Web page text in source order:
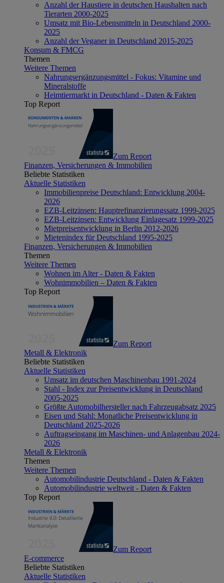
Anzahl der Haustiere in deutschen Haushalten nach
Tierarten 2000-2025
Umsatz mit Bio-Lebensmitteln in Deutschland 2000-
2025
Anzahl der Veganer in Deutschland 2015-2025
Konsum & FMCG
Themen
Weitere Themen
Nahrungsergänzungsmittel - Fokus: Vitamine und
Mineralstoffe
Heimtiermarkt in Deutschland - Daten & Fakten
Top Report
Zum Report
Finanzen, Versicherungen & Immobilien
Beliebte Statistiken
Aktuelle Statistiken
Immobilienpreise Deutschland: Entwicklung 2004-
2026
EZB-Leitzinsen: Hauptrefinanzierungssatz 1999-2025
EZB-Leitzinsen: Entwicklung Einlagesatz 1999-2025
Mietpreisentwicklung in Berlin 2012-2026
Mietenindex für Deutschland 1995-2025
Finanzen, Versicherungen & Immobilien
Themen
Weitere Themen
Wohnen im Alter - Daten & Fakten
Wohnimmobilien – Daten & Fakten
Top Report
Zum Report
Metall & Elektronik
Beliebte Statistiken
Aktuelle Statistiken
Umsatz im deutschen Maschinenbau 1991-2024
Stahl - Index zur Preisentwicklung in Deutschland
2005-2025
Größte Automobilhersteller nach Fahrzeugabsatz 2025
Eisen und Stahl: Monatliche Preisentwicklung in
Deutschland 2025-2026
Auftragseingang im Maschinen- und Anlagenbau 2024-
2026
Metall & Elektronik
Themen
Weitere Themen
Automobilindustrie Deutschland - Daten & Fakten
Automobilindustrie weltweit - Daten & Fakten
Top Report
Zum Report
E-commerce
Beliebte Statistiken
Aktuelle Statistiken